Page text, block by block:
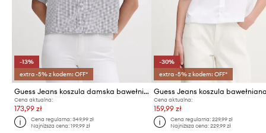
-13%
extra -5% z kodem: OFF*
Guess Jeans koszula damska bawełniana z elastanem
Cena aktualna:
173,99 zł
Cena regularna:349,99 zł
Najniższa cena:199,99 zł
-30%
extra -5% z kodem: OFF*
Guess Jeans koszula
Cena aktualna:
159,99 zł
Cena regularna: 229,99 zł
Najniższa cena: 229,99 zł